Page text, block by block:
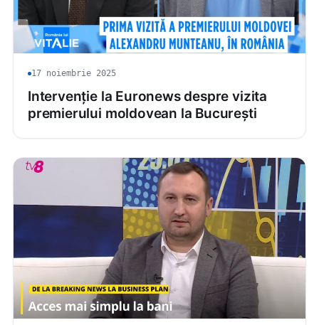
17 noiembrie 2025
Intervenție la Euronews despre vizita
premierului moldovean la București